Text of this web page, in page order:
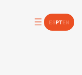
ESPTEN